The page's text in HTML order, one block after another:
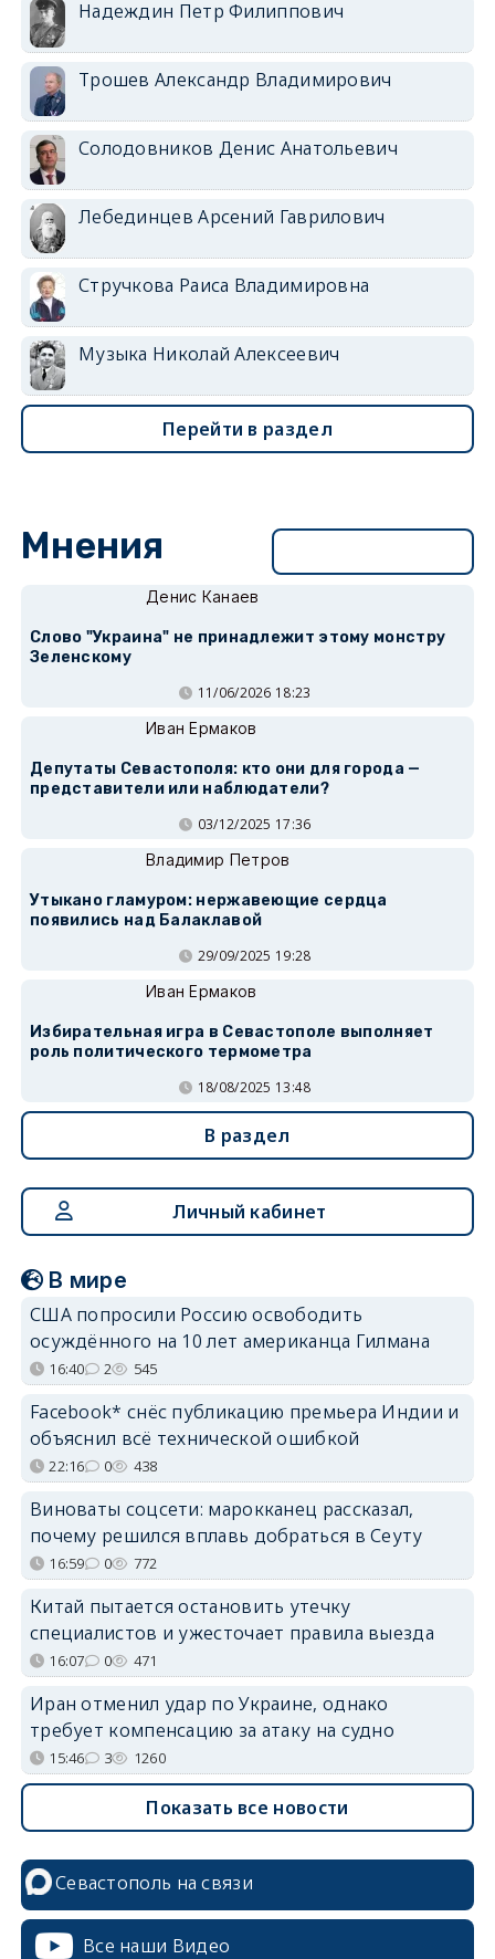
Надеждин Петр Филиппович
Трошев Александр Владимирович
Солодовников Денис Анатольевич
Лебединцев Арсений Гаврилович
Стручкова Раиса Владимировна
Музыка Николай Алексеевич
Перейти в раздел
Мнения
Денис Канаев
Слово "Украина" не принадлежит этому монстру
Зеленскому
11/06/2026 18:23
Иван Ермаков
Депутаты Севастополя: кто они для города —
представители или наблюдатели?
03/12/2025 17:36
Владимир Петров
Утыкано гламуром: нержавеющие сердца
появились над Балаклавой
29/09/2025 19:28
Иван Ермаков
Избирательная игра в Севастополе выполняет
роль политического термометра
18/08/2025 13:48
В раздел
Личный кабинет
В мире
США попросили Россию освободить
осуждённого на 10 лет американца Гилмана
16:40 2 545
Facebook* снёс публикацию премьера Индии и
объяснил всё технической ошибкой
22:16 0 438
Виноваты соцсети: марокканец рассказал,
почему решился вплавь добраться в Сеуту
16:59 0 772
Китай пытается остановить утечку
специалистов и ужесточает правила выезда
16:07 0 471
Иран отменил удар по Украине, однако
требует компенсацию за атаку на судно
15:46 3 1260
Показать все новости
Севастополь на связи
Все наши Видео